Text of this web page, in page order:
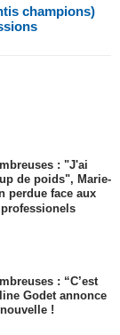
champions)
: "J'ai
de poids", Marie-
perdue face aux
: “C’est
Godet annonce
!